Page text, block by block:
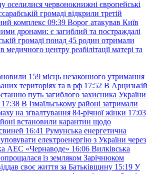
оселилися червонокнижні європейські
громаді відкрили третій
комплекс 09:39 Ворог атакував Київ
дронами: є загиблий та постраждалі
громаді понад 45 родин отримали
медичного центру реабілітації матері та
159 місць незаконного утримання
територіях та в рф 17:52 В Арцизькій
путь загиблого захисника України
17:38 В Ізмаїльському районі затримали
на зґвалтування 84-річної жінки 17:03
встановили карантин щодо
16:41 Румунська енергетична
електроенергію з України через
АЕС «Чернаводе» 16:06 Вилківська
із земляком Зарічнюком
своє життя за Батьківщину 15:19 У